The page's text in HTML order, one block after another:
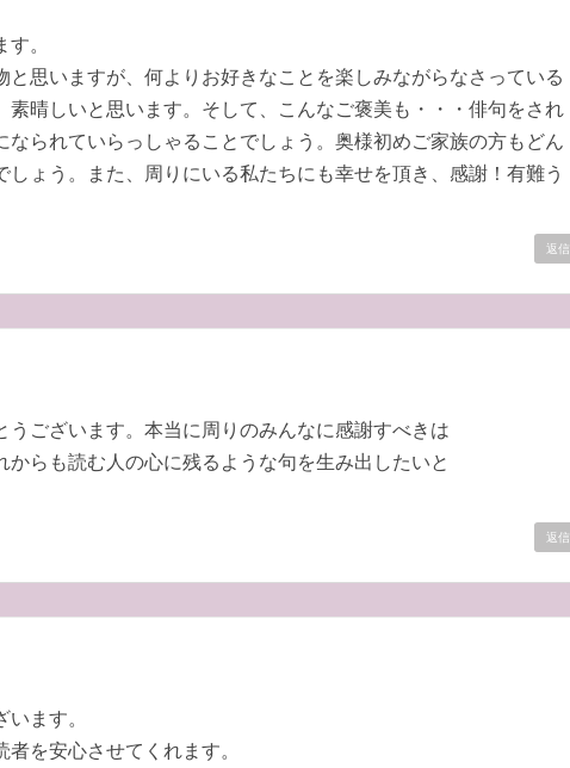
。
と思いますが、何よりお好きなことを楽しみながらなさっている
素晴しいと思います。そして、こんなご褒美も・・・俳句をされ
なられていらっしゃることでしょう。奥様初めご家族の方もどん
しょう。また、周りにいる私たちにも幸せを頂き、感謝！有難う
返信
うございます。本当に周りのみんなに感謝すべきは
からも読む人の心に残るような句を生み出したいと
返信
ます。
を安心させてくれます。